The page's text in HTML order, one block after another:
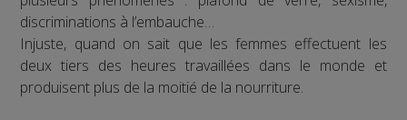
discriminations à l’embauche…
Injuste, quand on sait que les femmes effectuent les
deux tiers des heures travaillées dans le monde et
produisent plus de la moitié de la nourriture.